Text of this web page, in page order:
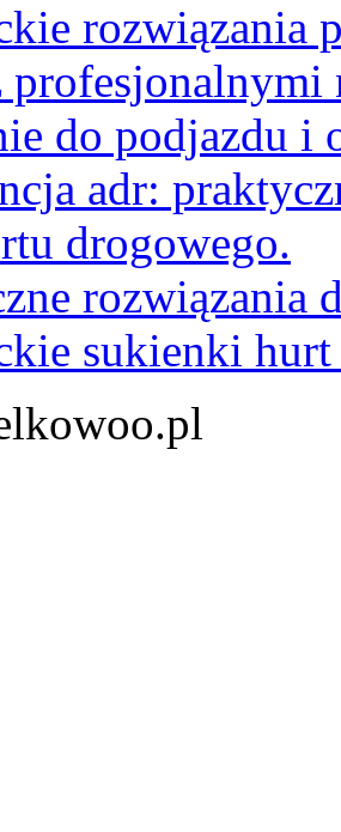
rozwiązania
profesjonalnymi
do podjazdu i
adr:
drogowego.
rozwiązania
sukienki